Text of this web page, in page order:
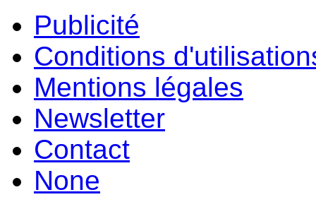
Publicité
Conditions
Mentions légales
Newsletter
Contact
None